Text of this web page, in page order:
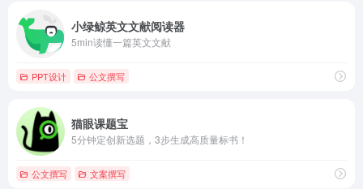
小绿鲸英文文献阅读器
5min读懂一篇英文文献
PPT设计 公文撰写
猫眼课题宝
5分钟定创新选题，3步生成高质量标书！
公文撰写 文案撰写